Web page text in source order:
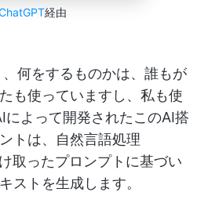
経由
何をするものかは、誰もが
も使っていますし、私も使
によって開発されたこのAI搭
トは、自然言語処理
取ったプロンプトに基づい
ストを生成します。